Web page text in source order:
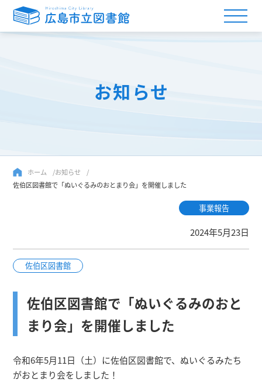
お知らせ
ホーム
お知らせ
佐伯区図書館で「ぬいぐるみのおとまり会」を開催しました
事業報告
2024年5月23日
佐伯区図書館
佐伯区図書館で「ぬいぐるみのおと
まり会」を開催しました
令和6年5月11日（土）に佐伯区図書館で、ぬいぐるみたち
がおとまり会をしました！